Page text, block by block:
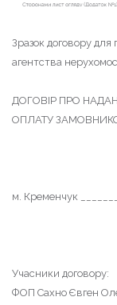
Зразок договору для
агентства
ДОГОВІР ПРО
ОПЛАТУ
м. Кременчук
Учасники договору:
ФОП Сахно Євген